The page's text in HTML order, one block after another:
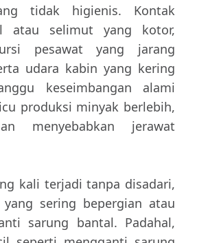
tidak higienis. Kontak
atau selimut yang kotor,
pesawat yang jarang
udara kabin yang kering
keseimbangan alami
produksi minyak berlebih,
menyebabkan jerawat
kali terjadi tanpa disadari,
sering bepergian atau
sarung bantal. Padahal,